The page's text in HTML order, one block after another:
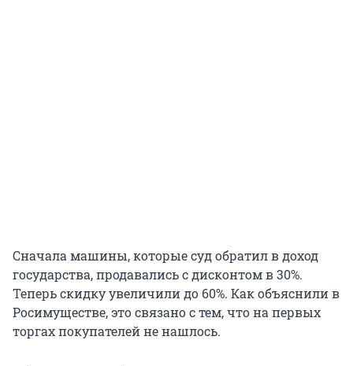
Сначала машины, которые суд обратил в доход
государства, продавались с дисконтом в 30%.
Теперь скидку увеличили до 60%. Как объяснили в
Росимуществе, это связано с тем, что на первых
торгах покупателей не нашлось.